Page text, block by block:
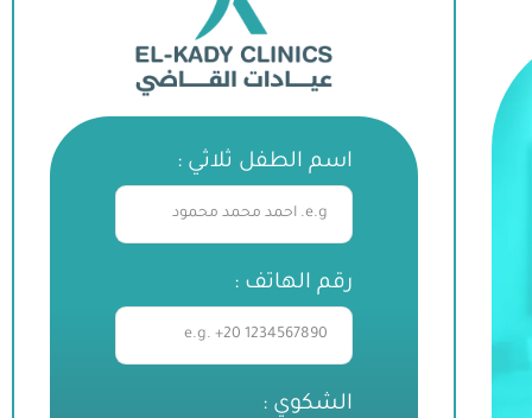
اسم الطفل ثلاثي :
رقم الهاتف :
الشكوي :